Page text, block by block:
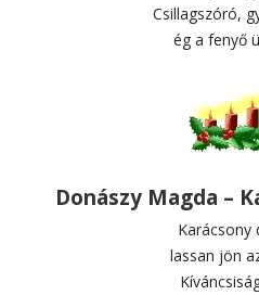
Csillagszóró,
ég a fenyő
Donászy Magda –
Karácsony
lassan jön